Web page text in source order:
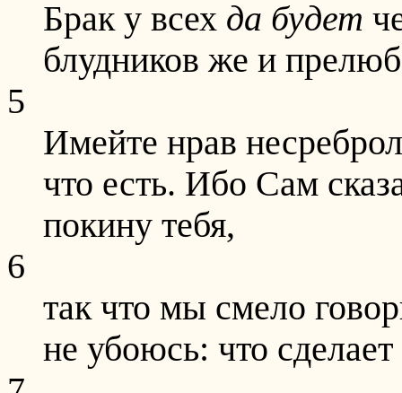
Брак у всех да будет
блудников же и
5
Имейте нрав
что есть. Ибо Сам
покину тебя,
6
так что мы смело
не убоюсь: что